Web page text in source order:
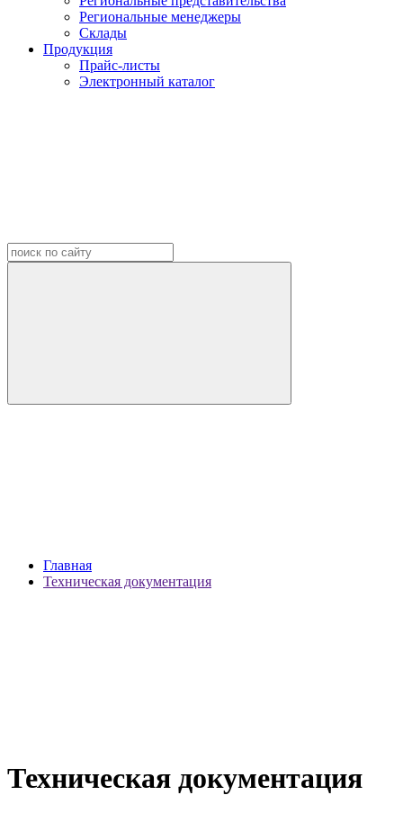
Региональные менеджеры
Склады
Продукция
Прайс-листы
Электронный каталог
Главная
Техническая документация
Техническая документация